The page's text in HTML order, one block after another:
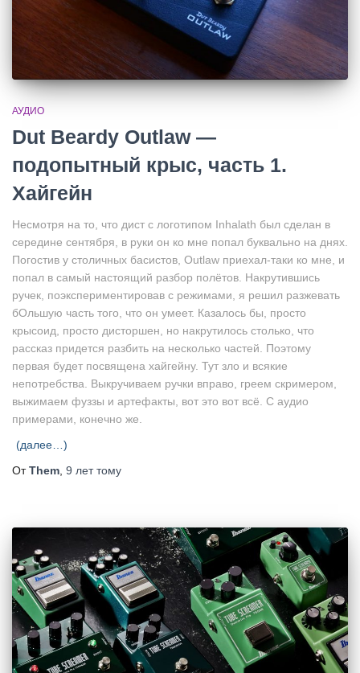
АУДИО
Dut Beardy Outlaw —
подопытный крыс, часть 1.
Хайгейн
Несмотря на то, что дист с логотипом Inhalath был сделан в
середине сентября, в руки он ко мне попал буквально на днях.
Погостив у столичных басистов, Outlaw приехал-таки ко мне, и
попал в самый настоящий разбор полётов. Накрутившись
ручек, поэкспериментировав с режимами, я решил разжевать
бОльшую часть того, что он умеет. Казалось бы, просто
крысоид, просто дисторшен, но накрутилось столько, что
рассказ придется разбить на несколько частей. Поэтому
первая будет посвящена хайгейну. Тут зло и всякие
непотребства. Выкручиваем ручки вправо, греем скримером,
выжимаем фуззы и артефакты, вот это вот всё. С аудио
примерами, конечно же.
(далее…)
ОтThem 9 леттому